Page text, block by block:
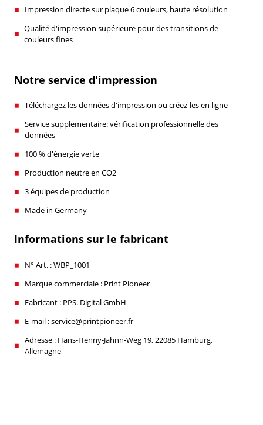
Impression directe sur plaque 6 couleurs, haute résolution
Qualité d'impression supérieure pour des transitions de
couleurs fines
Notre service d'impression
Téléchargez les données d'impression ou créez-les en ligne
Service supplementaire: vérification professionnelle des
données
100 % d'énergie verte
Production neutre en CO2
3 équipes de production
Made in Germany
Informations sur le fabricant
N° Art. : WBP_1001
Marque commerciale : Print Pioneer
Fabricant : PPS. Digital GmbH
E-mail : service@printpioneer.fr
Adresse : Hans-Henny-Jahnn-Weg 19, 22085 Hamburg,
Allemagne